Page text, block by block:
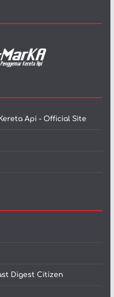
Api - Official Site
Digest Citizen